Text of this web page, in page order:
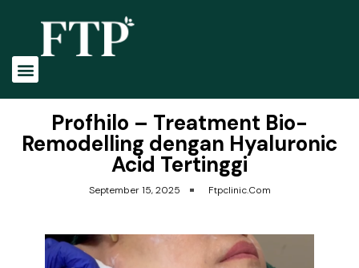
Profhilo – Treatment Bio-
Remodelling dengan Hyaluronic
Acid Tertinggi
September 15, 2025 Ftpclinic.com